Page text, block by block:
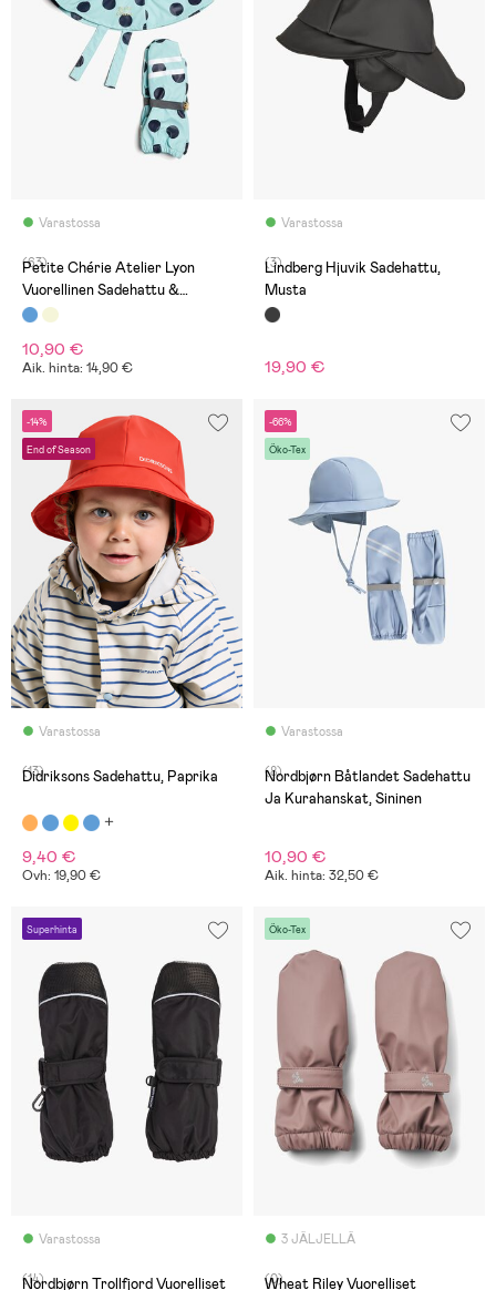
Varastossa
(63)
Petite Chérie Atelier Lyon
Vuorellinen Sadehattu &
Rukkaset, Dots Icy Morn
10,90 €
Aik. hinta: 14,90 €
Varastossa
(3)
Lindberg Hjuvik Sadehattu,
Musta
19,90 €
-14%
End of Season
Varastossa
(13)
Didriksons Sadehattu, Paprika
9,40 €
Ovh: 19,90 €
-66%
Öko-Tex
Varastossa
(8)
Nordbjørn Båtlandet Sadehattu
Ja Kurahanskat, Sininen
10,90 €
Aik. hinta: 32,50 €
Superhinta
Varastossa
(14)
Nordbjørn Trollfjord Vuorelliset
Öko-Tex
3 JÄLJELLÄ
(0)
Wheat Riley Vuorelliset